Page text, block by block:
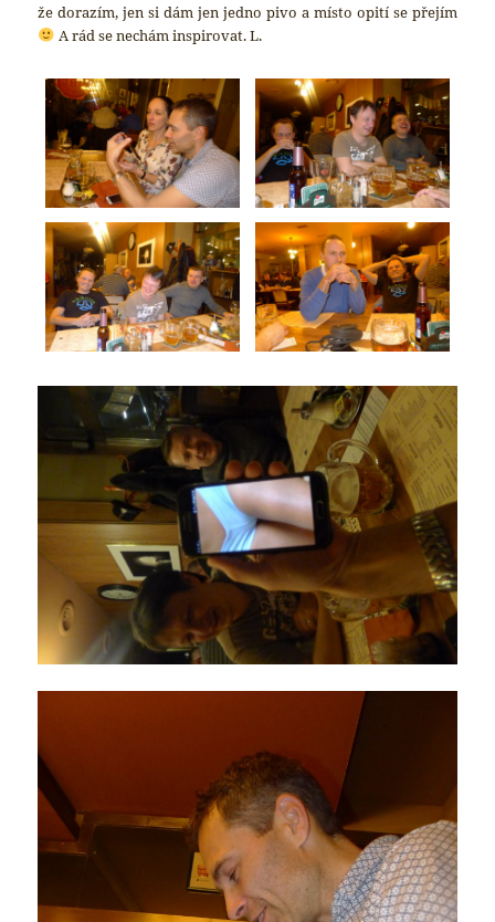
že dorazím, jen si dám jen jedno pivo a místo opití se přejím
A rád se nechám inspirovat. L.